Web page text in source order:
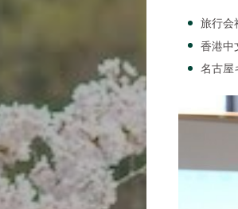
旅行会
香港中
名古屋